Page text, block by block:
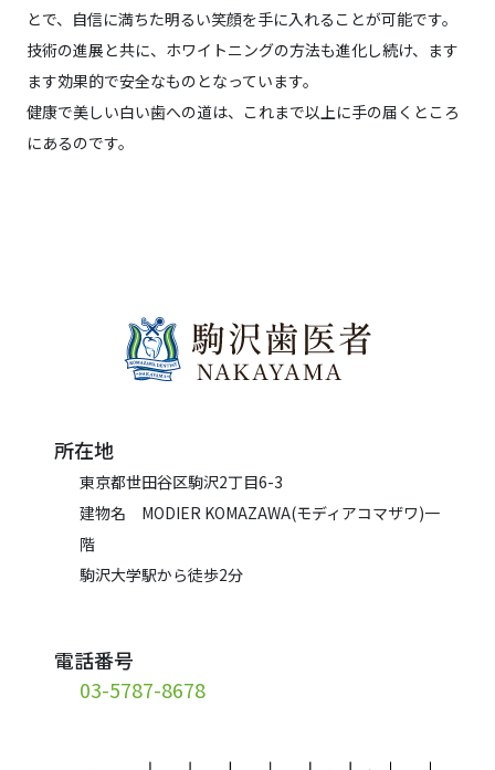
とで、自信に満ちた明るい笑顔を手に入れることが可能です。
技術の進展と共に、ホワイトニングの方法も進化し続け、ます
ます効果的で安全なものとなっています。
健康で美しい白い歯への道は、これまで以上に手の届くところ
にあるのです。
所在地
東京都世田谷区駒沢2丁目6-3
建物名 MODIER KOMAZAWA(モディアコマザワ)一
階
駒沢大学駅から徒歩2分
電話番号
03-5787-8678